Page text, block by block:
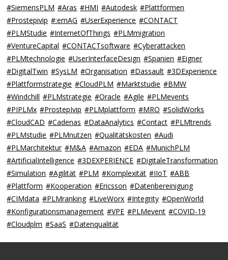
#SiemensPLM #Aras #HMI #Autodesk #Plattformen
#Prostepivip #:emAG #UserExperience #CONTACT
#PLMStudie #InternetOfThings #PLMmigration
#VentureCapital #CONTACTsoftware #Cyberattacken
#PLMtechnologie #UserInterfaceDesign #Spanien #Eigner
#DigitalTwin #SysLM #Organisation #Dassault #3DExperience
#Plattformstrategie #CloudPLM #Marktstudie #BMW
#Windchill #PLMstrategie #Oracle #Agile #PLMevents
#PIPLMx #ProstepIvip #PLMplattform #MRO #SolidWorks
#CloudCAD #Cadenas #DataAnalytics #Contact #PLMtrends
#PLMstudie #PLMnutzen #Qualitätskosten #Audi
#PLMarchitektur #M&A #Amazon #EDA #MunichPLM
#ArtificialIntelligence #3DEXPERIENCE #DigitaleTransformation
#Simulation #Agilität #PLM #Komplexität #IIoT #ABB
#Plattform #Kooperation #Ericsson #Datenbereinigung
#CIMdata #PLMranking #LiveWorx #Integrity #OpenWorld
#Konfigurationsmanagement #VPE #PLMevent #COVID-19
#Cloudplm #SaaS #Datenqualität